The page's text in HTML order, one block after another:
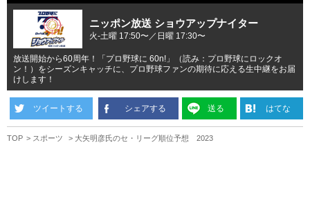
ニッポン放送 ショウアップナイター
火-土曜 17:50〜／日曜 17:30〜
放送開始から60周年！「プロ野球に 60n!」（読み：プロ野球にロックオ
ン！）をシーズンキャッチに、プロ野球ファンの期待に応える生中継をお届
けします！
ツイートする シェアする 送る はてな
TOP スポーツ 大矢明彦氏のセ・リーグ順位予想 2023